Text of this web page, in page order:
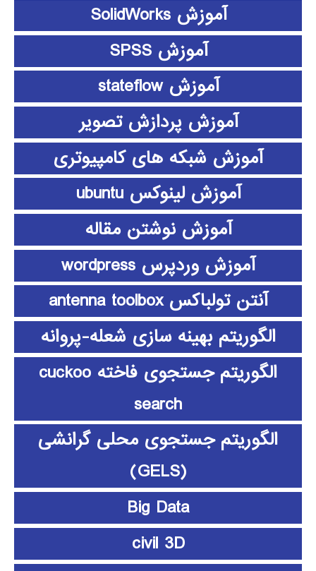
آموزش SolidWorks
آموزش SPSS
آموزش stateflow
آموزش پردازش تصویر
آموزش شبکه های کامپیوتری
آموزش لینوکس ubuntu
آموزش نوشتن مقاله
آموزش وردپرس wordpress
آنتن تولباکس antenna toolbox
الگوریتم بهینه سازی شعله-پروانه
الگوریتم جستجوی فاخته cuckoo
search
الگوریتم جستجوی محلی گرانشی
(GELS)
Big Data
civil 3D